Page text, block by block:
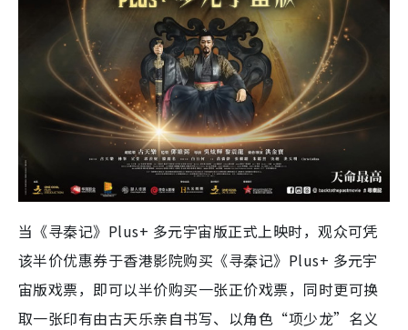
当《寻秦记》Plus+ 多元宇宙版正式上映时，观众可凭
该半价优惠券于香港影院购买《寻秦记》Plus+ 多元宇
宙版戏票，即可以半价购买一张正价戏票，同时更可换
取一张印有由古天乐亲自书写、以角色“项少龙”名义